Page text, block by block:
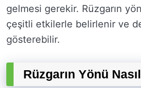
gelmesi gerekir. Rüzgarın
çeşitli etkilerle belirlenir ve
gösterebilir.
Rüzgarın Yönü